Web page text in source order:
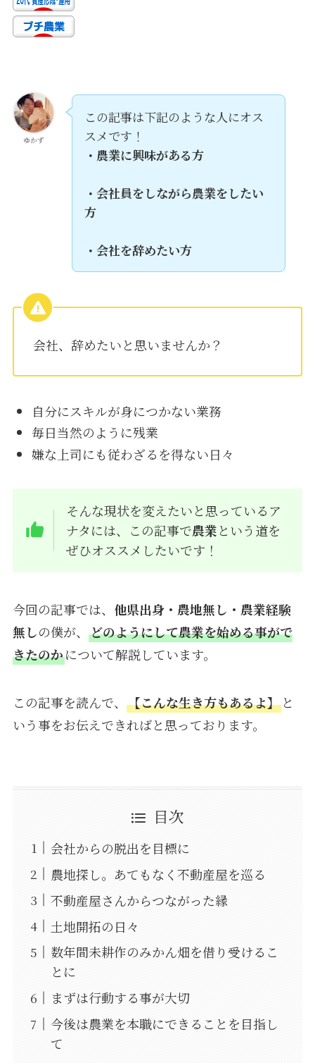
ゆかず
この記事は下記のような人にオス
スメです！
・農業に興味がある方
・会社員をしながら農業をしたい
方
・会社を辞めたい方
会社、辞めたいと思いませんか？
自分にスキルが身につかない業務
毎日当然のように残業
嫌な上司にも従わざるを得ない日々
そんな現状を変えたいと思っているア
ナタには、この記事で農業という道を
ぜひオススメしたいです！
今回の記事では、 他県出身・農地無し・農業経験
無しの僕が、 どのようにして農業を始める事がで
きたのかについて解説しています。
この記事を読んで、 【こんな生き方もあるよ】と
いう事をお伝えできればと思っております。
目次
会社からの脱出を目標に
農地探し。あてもなく不動産屋を巡る
不動産屋さんからつながった縁
土地開拓の日々
数年間未耕作のみかん畑を借り受けるこ
とに
まずは行動する事が大切
今後は農業を本職にできることを目指し
て